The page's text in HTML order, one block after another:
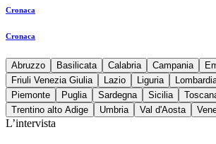
Cronaca
Cronaca
Abruzzo Basilicata Calabria Campania
Friuli Venezia Giulia
Lazio Liguria
Piemonte
Puglia Sardegna Sicilia
Trentino alto Adige
Umbria Val d'Aosta
L’intervista